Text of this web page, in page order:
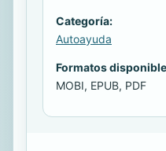
Categoría:
Autoayuda
Formatos
MOBI, EPUB, PDF